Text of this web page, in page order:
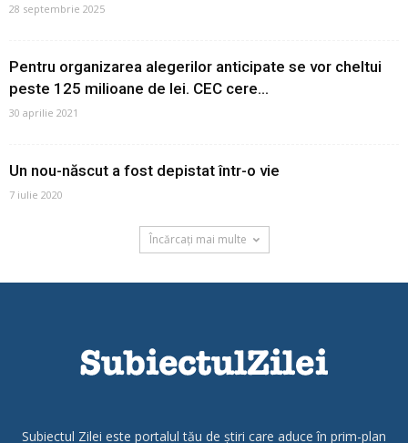
28 septembrie 2025
Pentru organizarea alegerilor anticipate se vor cheltui
peste 125 milioane de lei. CEC cere...
30 aprilie 2021
Un nou-născut a fost depistat într-o vie
7 iulie 2020
Încărcați mai multe
Subiectul Zilei este portalul tău de știri care aduce în prim-plan